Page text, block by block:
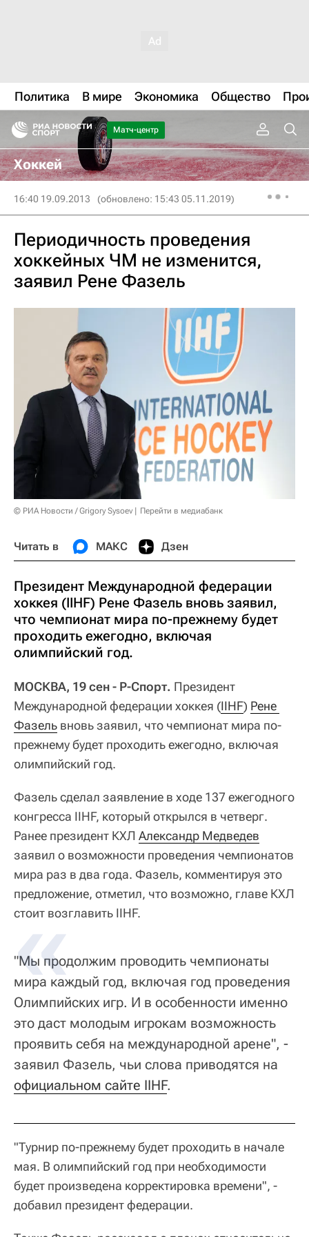
Политика В мире Экономика Общество
Матч-центр
Хоккей
16:40 19.09.2013 (обновлено: 15:43 05.11.2019)
Периодичность проведения
хоккейных ЧМ не изменится,
заявил Рене Фазель
© РИА Новости / Grigory Sysoev Перейти в медиабанк
Читать в МАКС Дзен
Президент Международной федерации
хоккея (IIHF) Рене Фазель вновь заявил,
что чемпионат мира по-прежнему будет
проходить ежегодно, включая
олимпийский год.
МОСКВА, 19 сен - Р-Спорт. Президент
Международной федерации хоккея (IIHF) Рене
Фазель вновь заявил, что чемпионат мира по-
прежнему будет проходить ежегодно, включая
олимпийский год.
Фазель сделал заявление в ходе 137 ежегодного
конгресса IIHF, который открылся в четверг.
Ранее президент КХЛ Александр Медведев
заявил о возможности проведения чемпионатов
мира раз в два года. Фазель, комментируя это
предложение, отметил, что возможно, главе КХЛ
стоит возглавить IIHF.
"Мы продолжим проводить чемпионаты
мира каждый год, включая год проведения
Олимпийских игр. И в особенности именно
это даст молодым игрокам возможность
проявить себя на международной арене", -
заявил Фазель, чьи слова приводятся на
официальном сайте IIHF.
"Турнир по-прежнему будет проходить в начале
мая. В олимпийский год при необходимости
будет произведена корректировка времени", -
добавил президент федерации.